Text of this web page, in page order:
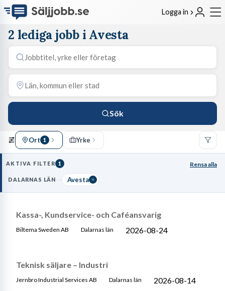
Logga in
2 lediga jobb i Avesta
Sök
Ort 1 Yrke
AKTIVA FILTER 1 Rensa alla
DALARNAS LÄN Avesta
Kassa-, Kundservice- och Caféansvarig
Biltema Sweden AB Dalarnas län 2026-08-24
Teknisk säljare – Industri
Jernbro Industrial Services AB Dalarnas län 2026-08-14